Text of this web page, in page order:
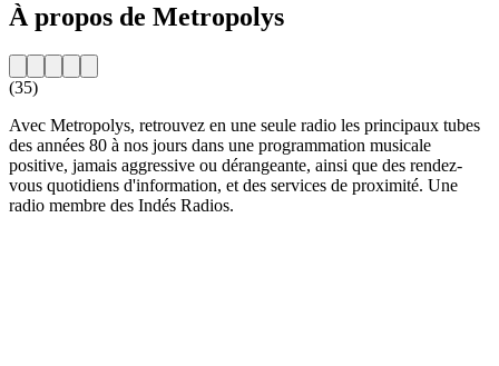
À propos de Metropolys
(35)
Avec Metropolys, retrouvez en une seule radio les principaux tubes
des années 80 à nos jours dans une programmation musicale
positive, jamais aggressive ou dérangeante, ainsi que des rendez-
vous quotidiens d'information, et des services de proximité. Une
radio membre des Indés Radios.